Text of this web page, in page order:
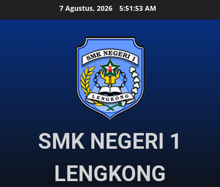
to
7 Agustus, 2026 5:51:54 AM
SMK NEGERI 1
LENGKONG